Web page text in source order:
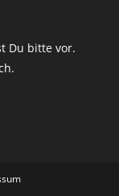
Du bitte vor.